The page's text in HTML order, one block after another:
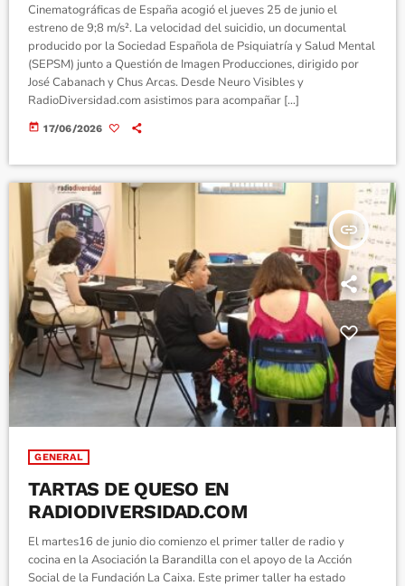
Cinematográficas de España acogió el jueves 25 de junio el
estreno de 9;8 m/s². La velocidad del suicidio, un documental
producido por la Sociedad Española de Psiquiatría y Salud Mental
(SEPSM) junto a Questión de Imagen Producciones, dirigido por
José Cabanach y Chus Arcas. Desde Neuro Visibles y
RadioDiversidad.com asistimos para acompañar […]
today 17/06/2026
insert_link
GENERAL
TARTAS DE QUESO EN
RADIODIVERSIDAD.COM
El martes16 de junio dio comienzo el primer taller de radio y
cocina en la Asociación la Barandilla con el apoyo de la Acción
Social de la Fundación La Caixa. Este primer taller ha estado